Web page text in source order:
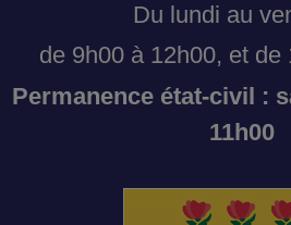
Du lundi au
de 9h00 à 12h00, et de
Permanence état-civil :
11h00